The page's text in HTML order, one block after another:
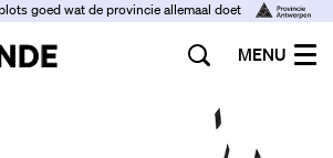
goed wat de provincie allemaal doet
MENU